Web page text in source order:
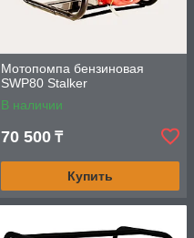
Мотопомпа бензиновая
SWP80 Stalker
В наличии
70 500 ₸
Купить